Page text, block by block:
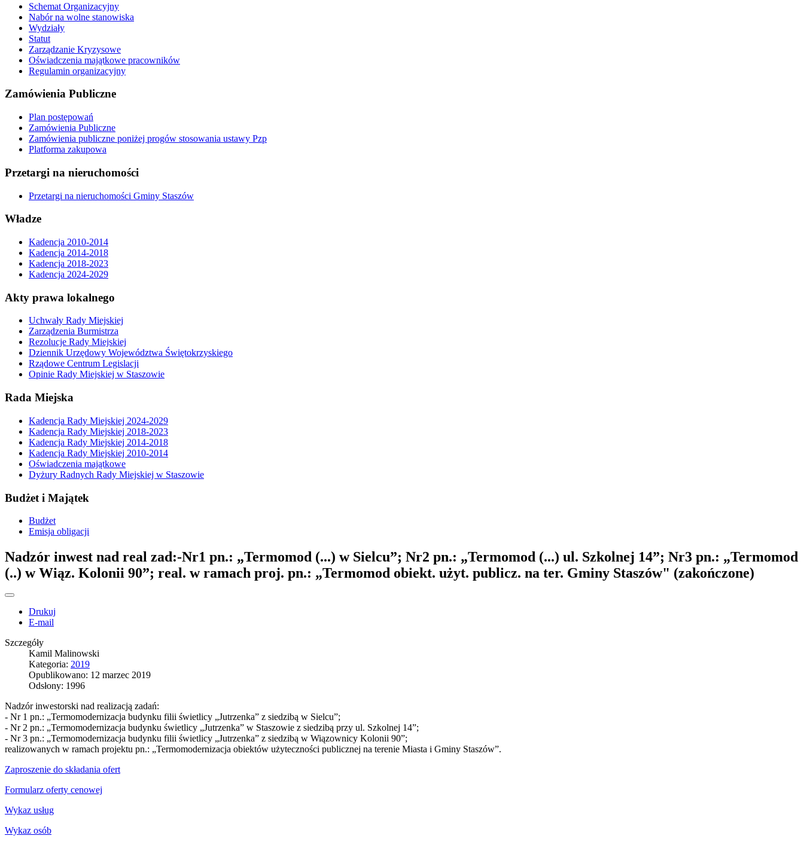
Schemat Organizacyjny
Nabór na wolne stanowiska
Wydziały
Statut
Zarządzanie Kryzysowe
Oświadczenia majątkowe pracowników
Regulamin organizacyjny
Zamówienia Publiczne
Plan postępowań
Zamówienia Publiczne
Zamówienia publiczne poniżej progów stosowania ustawy Pzp
Platforma zakupowa
Przetargi na nieruchomości
Przetargi na nieruchomości Gminy Staszów
Władze
Kadencja 2010-2014
Kadencja 2014-2018
Kadencja 2018-2023
Kadencja 2024-2029
Akty prawa lokalnego
Uchwały Rady Miejskiej
Zarządzenia Burmistrza
Rezolucje Rady Miejskiej
Dziennik Urzędowy Województwa Świętokrzyskiego
Rządowe Centrum Legislacji
Opinie Rady Miejskiej w Staszowie
Rada Miejska
Kadencja Rady Miejskiej 2024-2029
Kadencja Rady Miejskiej 2018-2023
Kadencja Rady Miejskiej 2014-2018
Kadencja Rady Miejskiej 2010-2014
Oświadczenia majątkowe
Dyżury Radnych Rady Miejskiej w Staszowie
Budżet i Majątek
Budżet
Emisja obligacji
Nadzór inwest nad real zad:-Nr1 pn.: „Termomod (...) w Sielcu”; Nr2 pn.: „Termomod (...) ul. Szkolnej 14”; Nr3 pn.: „Termomod
(..) w Wiąz. Kolonii 90”; real. w ramach proj. pn.: „Termomod obiekt. użyt. publicz. na ter. Gminy Staszów" (zakończone)
Drukuj
E-mail
Szczegóły
Kamil Malinowski
Kategoria: 2019
Opublikowano: 12 marzec 2019
Odsłony: 1996
Nadzór inwestorski nad realizacją zadań:
- Nr 1 pn.: „Termomodernizacja budynku filii świetlicy „Jutrzenka” z siedzibą w Sielcu”;
- Nr 2 pn.: „Termomodernizacja budynku świetlicy „Jutrzenka” w Staszowie z siedzibą przy ul. Szkolnej 14”;
- Nr 3 pn.: „Termomodernizacja budynku filii świetlicy „Jutrzenka” z siedzibą w Wiązownicy Kolonii 90”;
realizowanych w ramach projektu pn.: „Termomodernizacja obiektów użyteczności publicznej na terenie Miasta i Gminy Staszów”.
Zaproszenie do składania ofert
Formularz oferty cenowej
Wykaz usług
Wykaz osób